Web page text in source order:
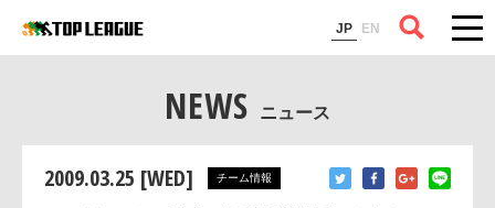
JP EN
コラム
NEWS ニュース
2009.03.25 [WED] チーム情報